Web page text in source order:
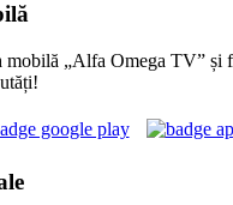
mobilă „Alfa Omega TV” și